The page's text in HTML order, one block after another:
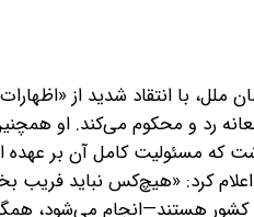
ملل، با انتقاد شدید از
رد و محکوم می‌کند. او
که مسئولیت کامل آن بر
اعلام کرد: «هیچ‌کس نباید
کشور هستند—انجام می‌شود،